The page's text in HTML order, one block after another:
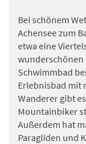
Bei schönem
Achensee zum
etwa eine
wunderschönen
Schwimmbad
Erlebnisbad mit
Wanderer gibt
Mountainbiker
Außerdem hat
Paragliden und